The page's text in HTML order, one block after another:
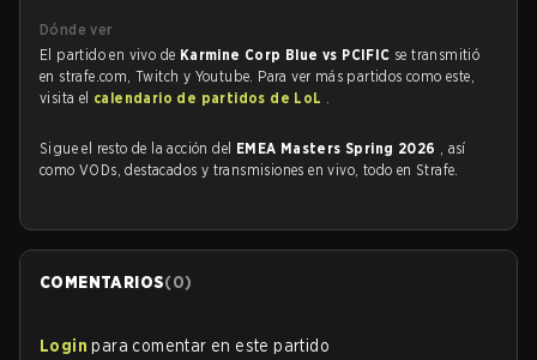
Dónde ver
El partido en vivo de Karmine Corp Blue vs PCIFIC se transmitió
en strafe.com, Twitch y Youtube. Para ver más partidos como este,
visita el calendario de partidos de LoL .
Sigue el resto de la acción del EMEA Masters Spring 2026 , así
como VODs, destacados y transmisiones en vivo, todo en Strafe.
COMENTARIOS(0)
Login para comentar en este partido